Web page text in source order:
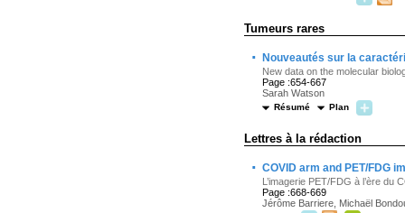
Tumeurs rares
· Nouveautés sur la
New data on the molecular
Page :654-667
Sarah Watson
Résumé Plan
Lettres à la rédaction
· COVID arm and PET/FDG
L’imagerie PET/FDG à l’ère du
Page :668-669
Jérôme Barriere, Michaël